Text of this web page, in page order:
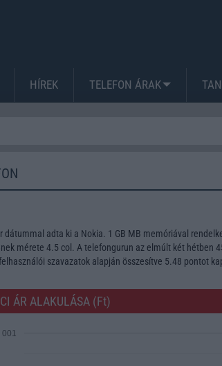
HÍREK TELEFON ÁRAK
adta ki a Nokia. 1 GB MB memóriával
mérete 4.5 col. A telefongurun az elmúlt két hétben
szavazatok alapján összesítve 5.48 pontot
ÁR ALAKULÁSA (Ft)
001